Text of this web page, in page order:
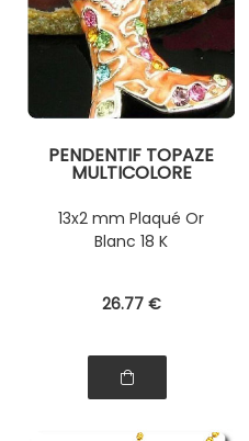
PENDENTIF TOPAZE
MULTICOLORE
13x2 mm Plaqué Or
Blanc 18 K
26.77 €